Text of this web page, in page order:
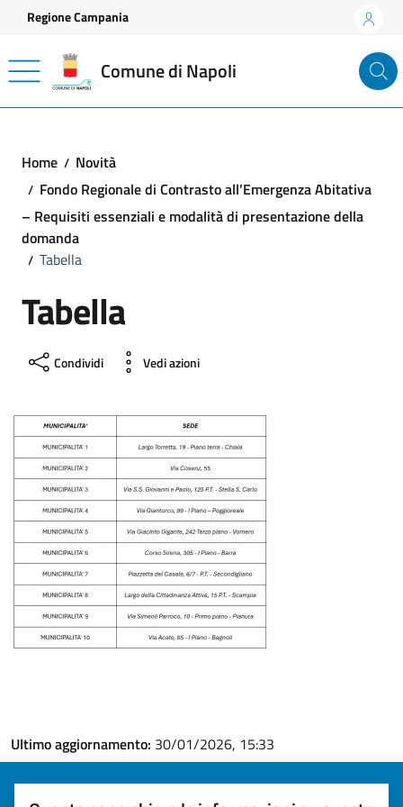
Vai ai contenuti
Vai al footer
Regione Campania
Comune di Napoli
Home
Novità
Fondo Regionale di Contrasto all’Emergenza Abitativa
– Requisiti essenziali e modalità di presentazione della
domanda
Tabella
Tabella
Condividi Vedi azioni
Ultimo aggiornamento: 30/01/2026, 15:33